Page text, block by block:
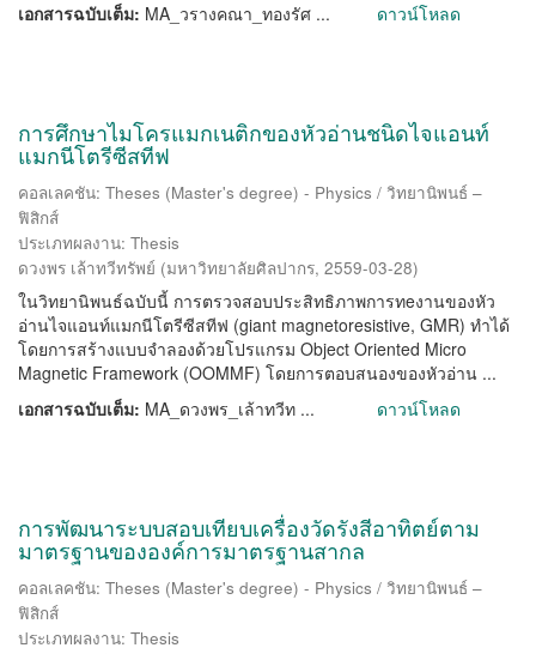
เอกสารฉบับเต็ม: MA_วรางคณา_ทองรัศ ... ดาวน์โหลด
การศึกษาไมโครแมกเนติกของหัวอ่านชนิดไจแอนท์
แมกนีโตรีซีสทีฟ
คอลเลคชัน: Theses (Master's degree) - Physics / วิทยานิพนธ์ –
ฟิสิกส์
ประเภทผลงาน: Thesis
ดวงพร เล้าทวีทรัพย์ (มหาวิทยาลัยศิลปากร, 2559-03-28)
ในวิทยานิพนธ์ฉบับนี้ การตรวจสอบประสิทธิภาพการทeงานของหัว
อ่านไจแอนท์แมกนีโตรีซีสทีฟ (giant magnetoresistive, GMR) ทำได้
โดยการสร้างแบบจำลองด้วยโปรแกรม Object Oriented Micro
Magnetic Framework (OOMMF) โดยการตอบสนองของหัวอ่าน ...
เอกสารฉบับเต็ม: MA_ดวงพร_เล้าทวีท ... ดาวน์โหลด
การพัฒนาระบบสอบเทียบเครื่องวัดรังสีอาทิตย์ตาม
มาตรฐานขององค์การมาตรฐานสากล
คอลเลคชัน: Theses (Master's degree) - Physics / วิทยานิพนธ์ –
ฟิสิกส์
ประเภทผลงาน: Thesis